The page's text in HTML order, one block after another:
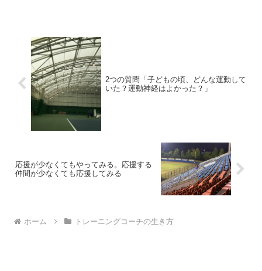
2つの質問「子どもの頃、どんな運動して
いた？運動神経はよかった？」
応援が少なくてもやってみる。応援する
仲間が少なくても応援してみる
ホーム トレーニングコーチの生き方